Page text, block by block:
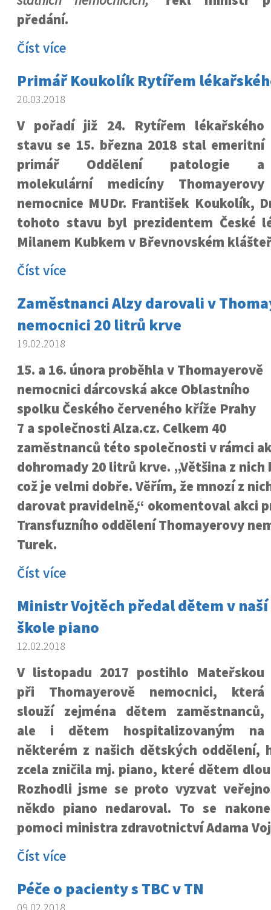
předání.
Číst více
Primář Koukolík Rytířem
20.03.2018
V pořadí již 24. Rytířem lékařského
stavu se 15. března 2018 stal emeritní
primář Oddělení patologie a
molekulární medicíny Thomayerovy
nemocnice MUDr. František Koukolík,
tohoto stavu byl prezidentem České
Milanem Kubkem v Břevnovském
Číst více
Zaměstnanci Alzy darovali v
nemocnici 20 litrů krve
19.02.2018
15. a 16. února proběhla v Thomayerově
nemocnici dárcovská akce Oblastního
spolku Českého červeného kříže Prahy
7 a společnosti Alza.cz. Celkem 40
zaměstnanců této společnosti v rámci
dohromady 20 litrů krve. „Většina z
což je velmi dobře. Věřím, že mnozí z
darovat pravidelně,“ okomentoval akci
Transfuzního oddělení Thomayerovy
Turek.
Číst více
Ministr Vojtěch předal dětem v
škole piano
12.02.2018
V listopadu 2017 postihlo Mateřskou
při Thomayerově nemocnici, která
slouží zejména dětem zaměstnanců,
ale i dětem hospitalizovaným na
některém z našich dětských oddělení,
zcela zničila mj. piano, které dětem
Rozhodli jsme se proto vyzvat
někdo piano nedaroval. To se
pomoci ministra zdravotnictví Adama
Číst více
Péče o pacienty s TBC v TN